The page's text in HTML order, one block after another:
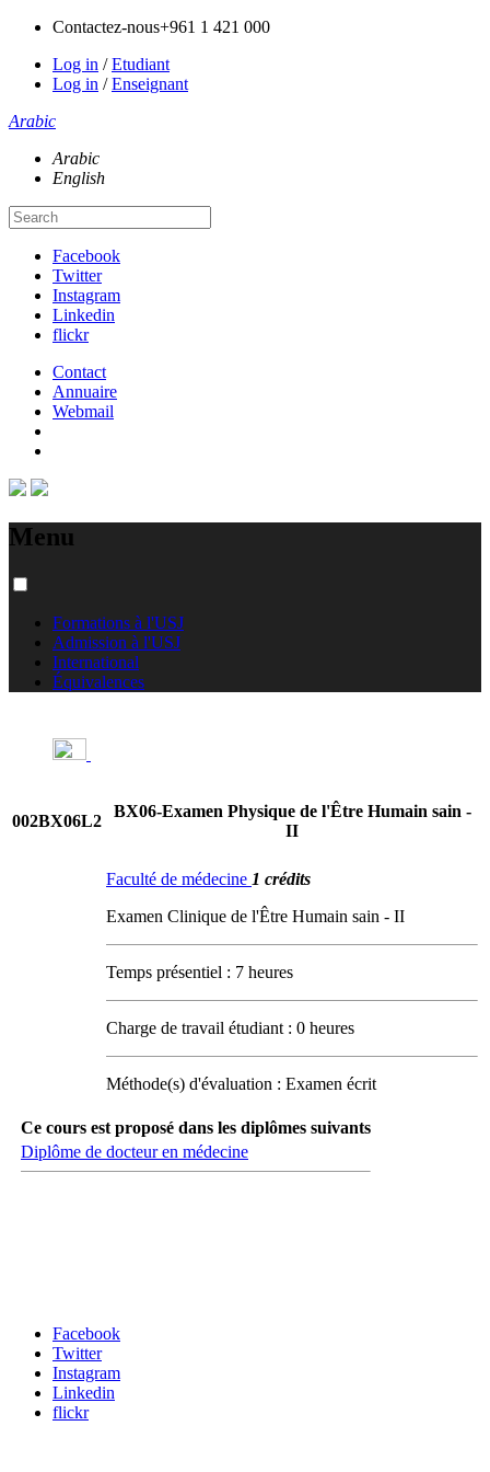
Contactez-nous+961 1 421 000
Log in /Etudiant
Log in /Enseignant
Arabic
Arabic
English
Facebook
Twitter
Instagram
Linkedin
flickr
Contact
Annuaire
Webmail
Menu
Formations à l'USJ
Admission à l'USJ
International
Équivalences
002BX06L2
BX06-Examen Physique de l'Être Humain sain -
II
Faculté de médecine 1 crédits
Examen Clinique de l'Être Humain sain - II
Temps présentiel : 7 heures
Charge de travail étudiant : 0 heures
Méthode(s) d'évaluation : Examen écrit
Ce cours est proposé dans les diplômes suivants
Diplôme de docteur en médecine
Facebook
Twitter
Instagram
Linkedin
flickr